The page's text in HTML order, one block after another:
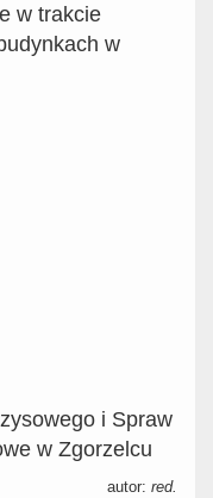
w trakcie
w
i Spraw
w Zgorzelcu
autor: red.